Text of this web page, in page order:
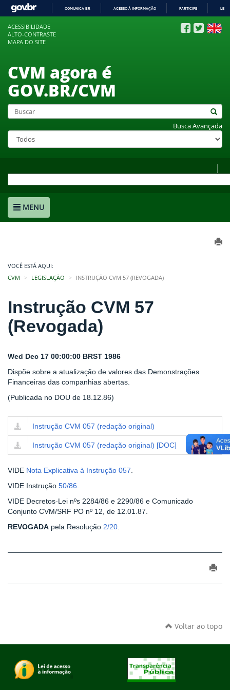
COMUNICA BR ACESSO À INFORMAÇÃO PARTICIPE
ACESSIBILIDADE
ALTO-CONTRASTE
MAPA DO SITE
CVM agora é
GOV.BR/CVM
Busca Avançada
MENU
VOCÊ ESTÁ AQUI:
CVM
LEGISLAÇÃO INSTRUÇÃO CVM 57 (REVOGADA)
Instrução CVM 57
(Revogada)
Wed Dec 17 00:00:00 BRST 1986
Dispõe sobre a atualização de valores das Demonstrações
Financeiras das companhias abertas.
(Publicada no DOU de 18.12.86)
Instrução CVM 057 (redação original)
Instrução CVM 057 (redação original) [DOC]
VIDE Nota Explicativa à Instrução 057
VIDE Instrução 50/86
VIDE Decretos-Lei nºs 2284/86 e 2290/86 e Comunicado
Conjunto CVM/SRF PO nº 12, de 12.01.87.
REVOGADA pela Resolução 2/20
Voltar ao topo